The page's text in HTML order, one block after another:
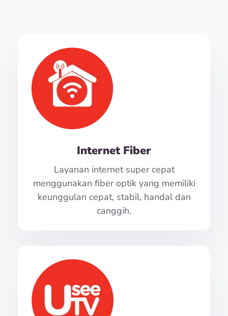
Internet Fiber
Layanan internet super cepat
menggunakan fiber optik yang memiliki
keunggulan cepat, stabil, handal dan
canggih.